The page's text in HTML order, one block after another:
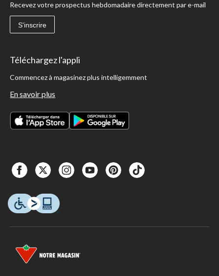
Recevez votre prospectus hebdomadaire directement par e-mail
S'inscrire
Téléchargez l'appli
Commencez à magasinez plus intelligemment
En savoir plus